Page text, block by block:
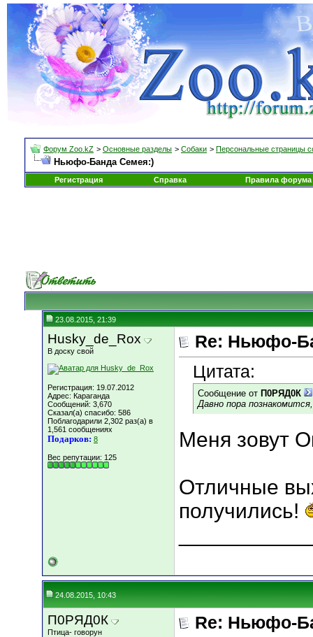
Форум Zoo.kZ > Основные разделы > Собаки > Персональные страницы
Ньюфо-Банда Семея:)
Регистрация Справка Правила форума
23.08.2015, 21:39
Husky_de_Rox
В доску свой
Регистрация: 19.07.2012
Адрес: Караганда
Сообщений: 3,670
Сказал(а) спасибо: 586
Поблагодарили 2,302 раз(а) в
1,561 сообщениях
Подарков: 8
Вес репутации: 125
Re: Ньюфо-
Цитата:
Сообщение от П0РЯД0К
Давно пора
Меня зовут
Отличные
получились!
24.08.2015, 10:43
П0РЯД0К
Птица- говорун
Re: Ньюфо-